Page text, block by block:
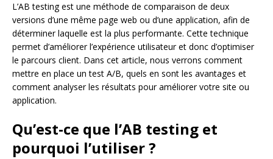
L’AB testing est une méthode de comparaison de deux
versions d’une même page web ou d’une application, afin de
déterminer laquelle est la plus performante. Cette technique
permet d’améliorer l’expérience utilisateur et donc d’optimiser
le parcours client. Dans cet article, nous verrons comment
mettre en place un test A/B, quels en sont les avantages et
comment analyser les résultats pour améliorer votre site ou
application.
Qu’est-ce que l’AB testing et
pourquoi l’utiliser ?